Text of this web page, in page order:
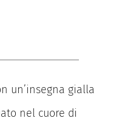
un’insegna gialla
nel cuore di